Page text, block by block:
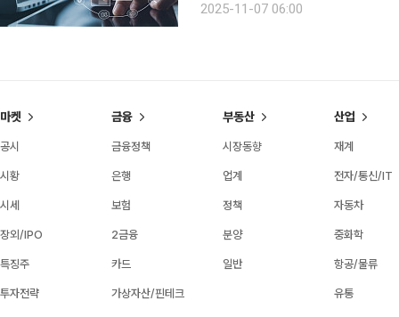
열어보자. AI와 초고령사회라는
2025-11-07 06:00
마켓
공시
시황
시세
장외/IPO
특징주
투자전략
금융
금융정책
은행
보험
2금융
카드
가상자산/핀테크
부동산
시장동향
업계
정책
분양
일반
산업
재계
전자/통신/IT
자동차
중화학
항공/물류
유통